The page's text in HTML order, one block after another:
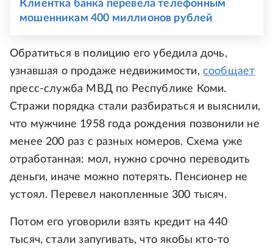
Клиентка банка перевела телефонным
мошенникам 400 миллионов рублей
Обратиться в полицию его убедила дочь,
узнавшая о продаже недвижимости, сообщает
пресс-служба МВД по Республике Коми.
Стражи порядка стали разбираться и выяснили,
что мужчине 1958 года рождения позвонили не
менее 200 раз с разных номеров. Схема уже
отработанная: мол, нужно срочно переводить
деньги, иначе можно потерять. Пенсионер не
устоял. Перевел накопленные 300 тысяч.
Потом его уговорили взять кредит на 440
тысяч, стали запугивать, что якобы кто-то